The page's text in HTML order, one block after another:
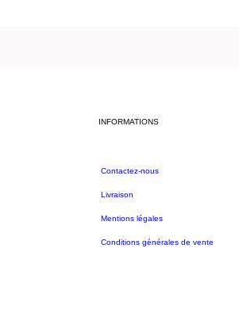
INFORMATIONS
Contactez-nous
Livraison
Mentions légales
Conditions générales de vente